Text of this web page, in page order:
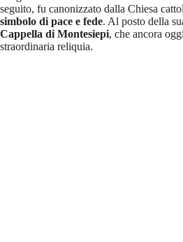
seguito, fu canonizzato dalla Chiesa
simbolo di pace e fede. Al posto della
Cappella di Montesiepi, che ancora
straordinaria reliquia.